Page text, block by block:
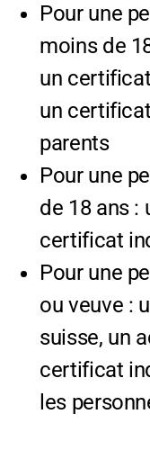
Pour une
moins de
un
un
parents
Pour une
de 18 ans :
certificat
Pour une
ou veuve :
suisse, un
certificat
les
Papiers d'identité
Taxes et impôts
Municipalité
Conseil Général
Grande salle de
Salle d'Essert